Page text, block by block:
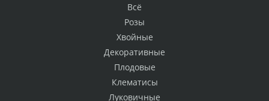
Всё
Розы
Хвойные
Декоративные
Плодовые
Клематисы
Луковичные